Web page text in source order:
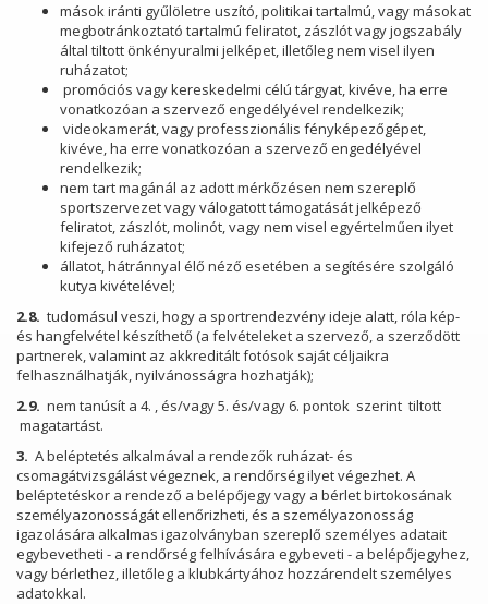
mások iránti gyűlöletre uszító, politikai tartalmú, vagy másokat
megbotránkoztató tartalmú feliratot, zászlót vagy jogszabály
által tiltott önkényuralmi jelképet, illetőleg nem visel ilyen
ruházatot;
promóciós vagy kereskedelmi célú tárgyat, kivéve, ha erre
vonatkozóan a szervező engedélyével rendelkezik;
videokamerát, vagy professzionális fényképezőgépet,
kivéve, ha erre vonatkozóan a szervező engedélyével
rendelkezik;
nem tart magánál az adott mérkőzésen nem szereplő
sportszervezet vagy válogatott támogatását jelképező
feliratot, zászlót, molinót, vagy nem visel egyértelműen ilyet
kifejező ruházatot;
állatot, hátránnyal élő néző esetében a segítésére szolgáló
kutya kivételével;
2.8. tudomásul veszi, hogy a sportrendezvény ideje alatt, róla kép-
és hangfelvétel készíthető (a felvételeket a szervező, a szerződött
partnerek, valamint az akkreditált fotósok saját céljaikra
felhasználhatják, nyilvánosságra hozhatják);
2.9. nem tanúsít a 4. , és/vagy 5. és/vagy 6. pontok szerint tiltott
magatartást.
3. A beléptetés alkalmával a rendezők ruházat- és
csomagátvizsgálást végeznek, a rendőrség ilyet végezhet. A
beléptetéskor a rendező a belépőjegy vagy a bérlet birtokosának
személyazonosságát ellenőrizheti, és a személyazonosság
igazolására alkalmas igazolványban szereplő személyes adatait
egybevetheti - a rendőrség felhívására egybeveti - a belépőjegyhez,
vagy bérlethez, illetőleg a klubkártyához hozzárendelt személyes
adatokkal.